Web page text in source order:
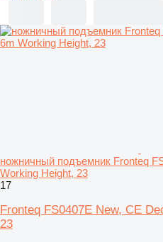
ножничный подъемник Fronteq
Working Height, 23
17
Fronteq FS0407E New, CE
23